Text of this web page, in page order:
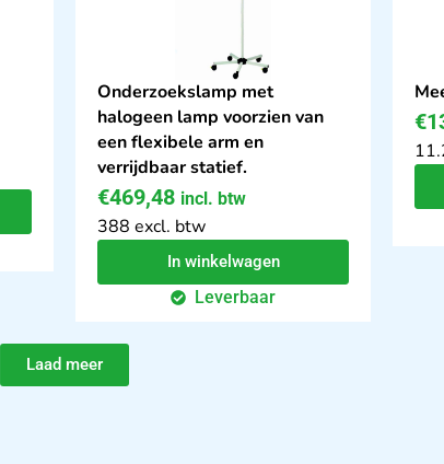
Onderzoekslamp met
halogeen lamp voorzien van
een flexibele arm en
verrijdbaar statief.
€469,48 incl. btw
388 excl. btw
In winkelwagen
Leverbaar
€
Laad meer